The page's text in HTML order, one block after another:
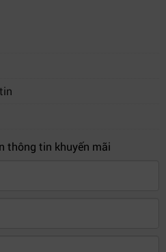
thông tin khuyến mãi